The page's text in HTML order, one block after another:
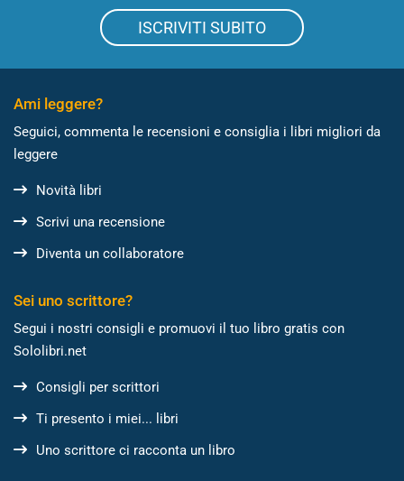
ISCRIVITI SUBITO
Ami leggere?
Seguici, commenta le recensioni e consiglia i libri migliori da
leggere
Novità libri
Scrivi una recensione
Diventa un collaboratore
Sei uno scrittore?
Segui i nostri consigli e promuovi il tuo libro gratis con
Sololibri.net
Consigli per scrittori
Ti presento i miei... libri
Uno scrittore ci racconta un libro